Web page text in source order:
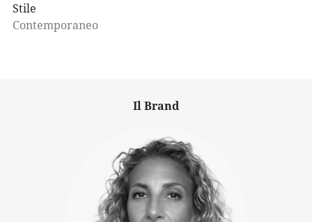
Stile
Contemporaneo
Il Brand